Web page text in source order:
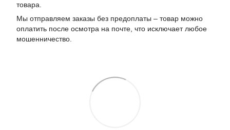
товара.
Мы отправляем заказы без предоплаты – товар можно
оплатить после осмотра на почте, что исключает любое
мошенничество.